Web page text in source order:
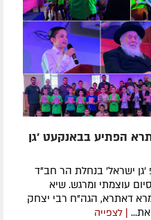
הפתיע בבאנקעט 'גן
ישראל' בנחלת הר חב"ד
עוצמתי ומרגש. שיא
דאתרא, הגה"ח רבי יצחק
| לצפייה